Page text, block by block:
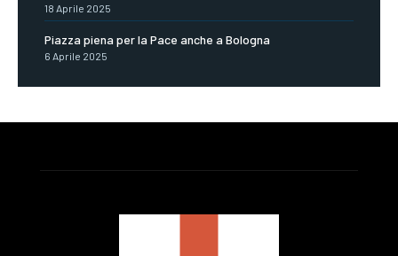
18 Aprile 2025
Piazza piena per la Pace anche a Bologna
6 Aprile 2025